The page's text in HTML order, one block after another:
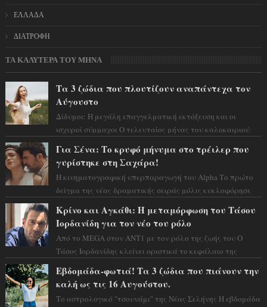
ΕΛΛΑΔΑ
ΔΙΑΤΡΟΦΗ
ΤΑ ΚΑΛΥΤΕΡΑ ΤΟΥ ΜΗΝΑ
Τα 3 ζώδια που πλουτίζουν αναπάντεχα τον
Αύγουστο
Δίδυμοι: Η μεγάλη επαγγελματική εκτόξευση και οι
ισχυροί σύμμαχοι Ο τελευταίος μήνας του καλοκαιριού
Για Σένα: Το κρυφό μήνυμα στο τρέιλερ που
γυρίστηκε στη Σαχάρα!
Η κινηματογραφική υπερπαραγωγή του Alpha Το πρώτο
δείγμα της νέας δραματικής σειράς μόλις κυκλοφόρησε
Κρίνο και Αγκάθι: Η μεταμόρφωση του Τάσου
Ιορδανίδη για τον νέο του ρόλο
Από το MEGA στον ΑΝΤ1 με τον ρόλο της ζωής του Ο
Τάσος Ιορδανίδης κλείνει οριστικά το κεφάλαιο της
Εβδομάδα-φωτιά! Τα 3 ζώδια που πιάνουν την
καλή ως τις 16 Αυγούστου.
Το αστρολογικό "τσουνάμι" της Νέας Σελήνης Η εβδομάδα